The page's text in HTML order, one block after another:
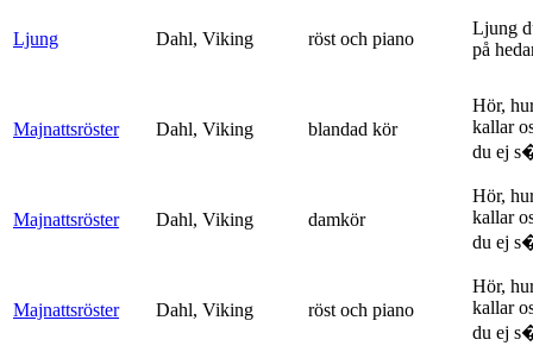
Ljung Dahl, Viking röst och piano
Ljung
på
Majnattsröster Dahl, Viking blandad kör
Hör,
kallar
du ej
Majnattsröster Dahl, Viking damkör
Hör,
kallar
du ej
Majnattsröster Dahl, Viking röst och piano
Hör,
kallar
du ej